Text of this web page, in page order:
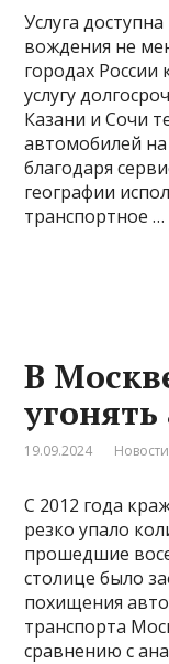
Услуга
вождения не
городах России
услугу
Казани и Сочи
автомобилей на
благодаря
географии
транспортное …
В
19.09.2024
С 2012 года
резко упало
прошедшие
столице было
похищения
транспорта
сравнению с